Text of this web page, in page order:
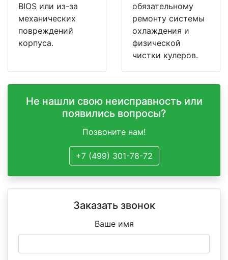
BIOS или из-за
механических
повреждений
корпуса.
обязательному
ремонту системы
охлаждения и
физической
чистки кулеров.
Не нашли свою неисправность или
появились вопросы?
Позвоните нам!
+7 (499) 301-78-72
Заказать звонок
Ваше имя